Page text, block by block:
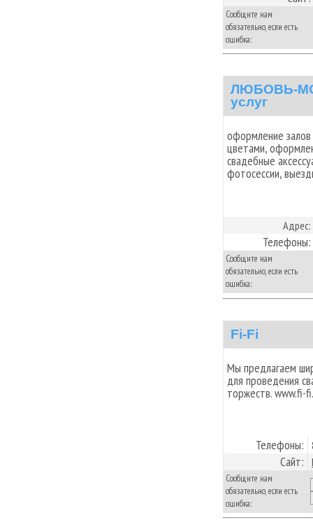
Сообщите нам
обязательно, если есть
ошибка:
ЛЮБОВЬ-
услуг
оформление
цветами,
свадебные
фотосессии,
Адрес:
Телефоны:
Сообщите нам
обязательно, если есть
ошибка:
Fi-Fi
Мы предлагаем
для проведения
торжеств. www.fi-
Телефоны:
Сайт:
Сообщите нам
обязательно, если есть
ошибка: